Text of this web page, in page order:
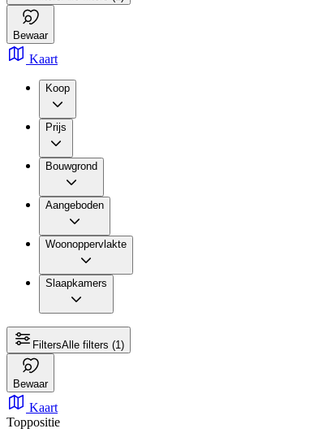
Bewaar
Kaart
Koop
Prijs
Bouwgrond
Aangeboden
Woonoppervlakte
Slaapkamers
FiltersAlle filters (1)
Bewaar
Kaart
Toppositie